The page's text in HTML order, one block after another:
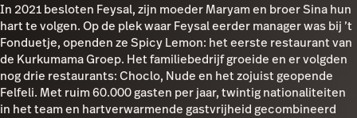
In 2021 besloten Feysal, zijn moeder Maryam en broer Sina hun
hart te volgen. Op de plek waar Feysal eerder manager was bij ’t
Fonduetje, openden ze Spicy Lemon: het eerste restaurant van
de Kurkumama Groep. Het familiebedrijf groeide en er volgden
nog drie restaurants: Choclo, Nude en het zojuist geopende
Felfeli. Met ruim 60.000 gasten per jaar, twintig nationaliteiten
in het team en hartverwarmende gastvrijheid gecombineerd